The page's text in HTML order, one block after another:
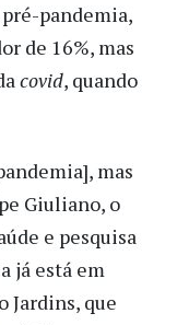
pandemia,
de 16%, mas
covid, quando
mas
Giuliano, o
e pesquisa
já está em
Jardins, que